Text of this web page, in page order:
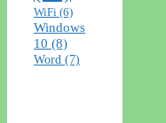
WiFi (6)
Windows
10 (8)
Word (7)